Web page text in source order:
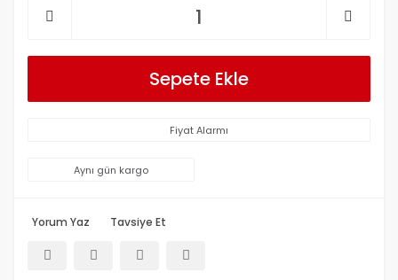
Sepete Ekle
Fiyat Alarmı
Aynı gün kargo
Yorum Yaz Tavsiye Et